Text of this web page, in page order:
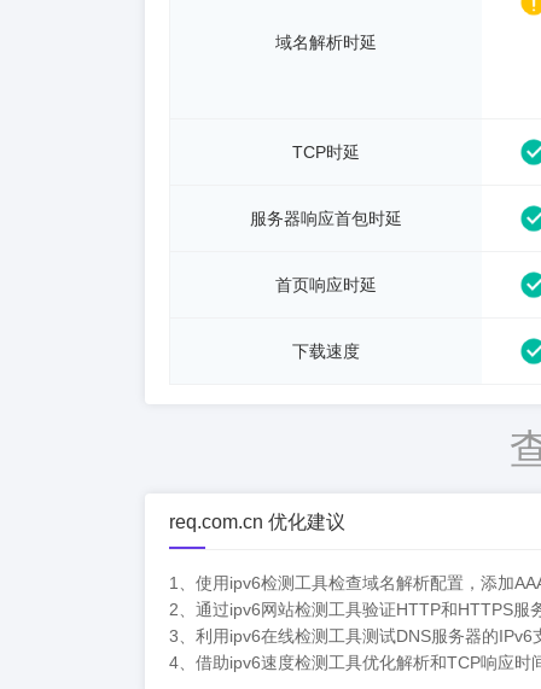
域名解析时延
TCP时延
服务器响应首包时延
首页响应时延
下载速度
req.com.cn 优化建议
1、使用ipv6检测工具检查域名解析配置，添加
2、通过ipv6网站检测工具验证HTTP和HTTPS服
3、利用ipv6在线检测工具测试DNS服务器的
4、借助ipv6速度检测工具优化解析和TCP响应时